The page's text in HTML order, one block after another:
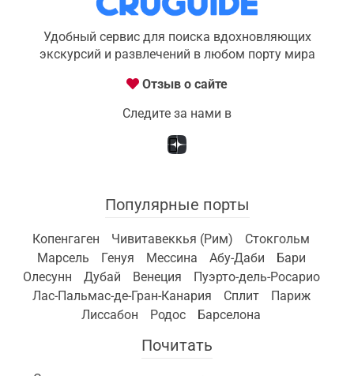
Удобный сервис для поиска вдохновляющих
экскурсий и развлечений в любом порту мира
Отзыв о сайте
Следите за нами в
Популярные порты
Копенгаген Чивитавеккья (Рим)
Стокгольм
Марсель
Генуя Мессина Абу-Даби
Бари
Олесунн
Дубай Венеция
Пуэрто-дель-Росарио
Лас-Пальмас-де-Гран-Канария
Сплит
Париж
Лиссабон
Родос Барселона
Почитать